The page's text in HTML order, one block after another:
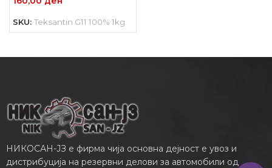
SKU: Teksantin G11 100% 1kg
НИКОСАН-ЈЗ е фирма чија основна дејност е увоз и
дистрибуција на резервни делови за автомобили од